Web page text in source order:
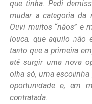
que tinha. Pedi
mudar a categoria da
Ouvi muitos “nãos” e
louca, que aquilo não
tanto que a primeira
até surgir uma nova
olha só, uma escolinha
oportunidade e, em
contratada.